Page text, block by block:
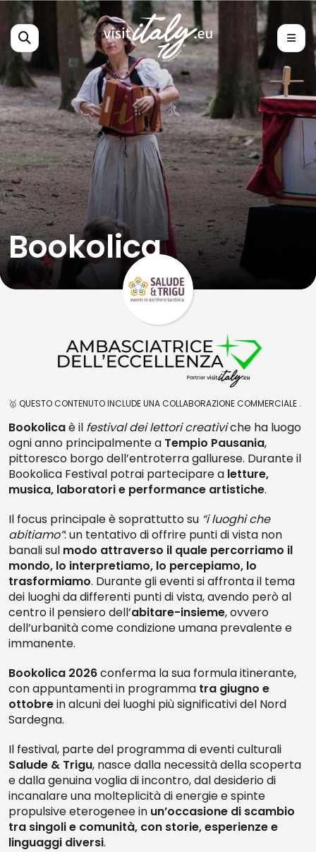
Bookolica
🥇 QUESTO CONTENUTO INCLUDE UNA COLLABORAZIONE COMMERCIALE .
Bookolicaè il festival dei lettori creativiche ha luogo
ogni anno principalmente a Tempio Pausania,
pittoresco borgo dell’entroterra gallurese. Durante il
Bookolica Festival potrai partecipare a letture,
musica, laboratori e performance artistiche.
Il focus principale è soprattutto su “i luoghi che
abitiamo”: un tentativo di offrire punti di vista non
banali sul modo attraverso il quale percorriamo il
mondo, lo interpretiamo, lo percepiamo, lo
trasformiamo. Durante gli eventi si affronta il tema
dei luoghi da differenti punti di vista, avendo però al
centro il pensiero dell’abitare-insieme, ovvero
dell’urbanità come condizione umana prevalente e
immanente.
Bookolica 2026conferma la sua formula itinerante,
con appuntamenti in programma tra giugno e
ottobrein alcuni dei luoghi più significativi del Nord
Sardegna.
Il festival, parte del programma di eventi culturali
Salude & Trigu, nasce dalla necessità della scoperta
e dalla genuina voglia di incontro, dal desiderio di
incanalare una molteplicità di energie e spinte
propulsive eterogenee in un’occasione di scambio
tra singoli e comunità, con storie, esperienze e
linguaggi diversi.